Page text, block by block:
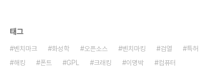
태그
벤치마크 화성학 오픈소스 벤치마킹 검열
특허
해킹
폰트 GPL 크래킹 이명박
컴퓨터